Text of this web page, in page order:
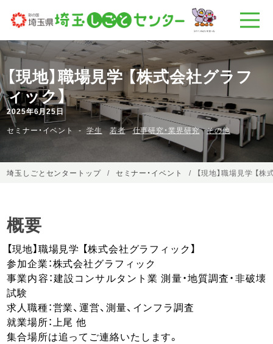
【現地】職場見学 【株式会社グラフ
ィック】
2025年6月25日
セミナー・イベント
学生 若者 仕事研究・業界研究 その他
埼玉しごとセンタートップ セミナー・イベント 【現地】職場見学 【
概要
【現地】職場見学 【株式会社グラフィック】
参加企業：株式会社グラフィック
事業内容：建設コンサルタント業 測量・地質調査・非破壊
試験
求人職種：営業、運営、測量、インフラ調査
就業場所：上尾 他
集合場所は追ってご連絡いたします。